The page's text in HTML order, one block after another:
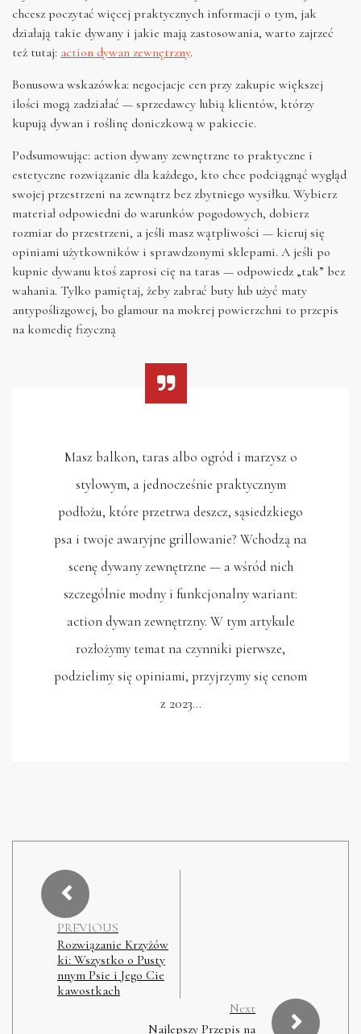
chcesz poczytać więcej praktycznych informacji o tym, jak
działają takie dywany i jakie mają zastosowania, warto zajrzeć
też tutaj: action dywan zewnętrzny.
Bonusowa wskazówka: negocjacje cen przy zakupie większej
ilości mogą zadziałać — sprzedawcy lubią klientów, którzy
kupują dywan i roślinę doniczkową w pakiecie.
Podsumowując: action dywany zewnętrzne to praktyczne i
estetyczne rozwiązanie dla każdego, kto chce podciągnąć wygląd
swojej przestrzeni na zewnątrz bez zbytniego wysiłku. Wybierz
materiał odpowiedni do warunków pogodowych, dobierz
rozmiar do przestrzeni, a jeśli masz wątpliwości — kieruj się
opiniami użytkowników i sprawdzonymi sklepami. A jeśli po
kupnie dywanu ktoś zaprosi cię na taras — odpowiedz „tak” bez
wahania. Tylko pamiętaj, żeby zabrać buty lub użyć maty
antypoślizgowej, bo glamour na mokrej powierzchni to przepis
na komedię fizyczną
Masz balkon, taras albo ogród i marzysz o
stylowym, a jednocześnie praktycznym
podłożu, które przetrwa deszcz, sąsiedzkiego
psa i twoje awaryjne grillowanie? Wchodzą na
scenę dywany zewnętrzne — a wśród nich
szczególnie modny i funkcjonalny wariant:
action dywan zewnętrzny. W tym artykule
rozłożymy temat na czynniki pierwsze,
podzielimy się opiniami, przyjrzymy się cenom
z 2023…
PREVIOUS
Rozwiązanie Krzyżów
ki: Wszystko o Pusty
nnym Psie i Jego Cie
kawostkach
Next
Najlepszy Przepis na